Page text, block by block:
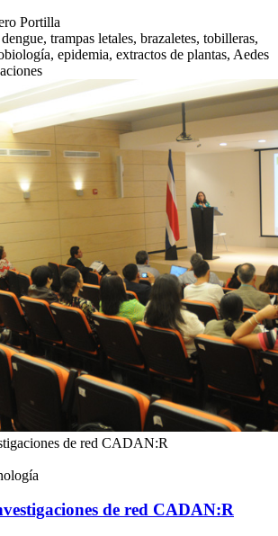
Portilla
trampas letales, brazaletes, tobilleras,
epidemia, extractos de plantas, Aedes
de red CADAN:R
de red CADAN:R